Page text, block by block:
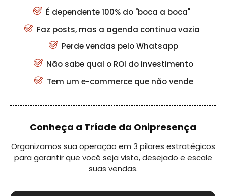
É dependente 100% do "boca a boca"
Faz posts, mas a agenda continua vazia
Perde vendas pelo Whatsapp
Não sabe qual o ROI do investimento
Tem um e-commerce que não vende
Conheça a Tríade da Onipresença
Organizamos sua operação em 3 pilares estratégicos
para garantir que você seja visto, desejado e escale
suas vendas.